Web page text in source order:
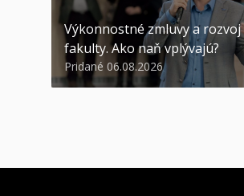
Výkonnostné zmluvy a rozvoj
fakulty. Ako naň vplývajú?
Pridané 06.08.2026